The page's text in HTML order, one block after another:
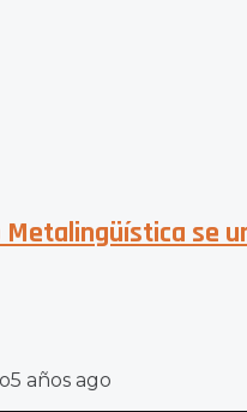
se
5 años ago